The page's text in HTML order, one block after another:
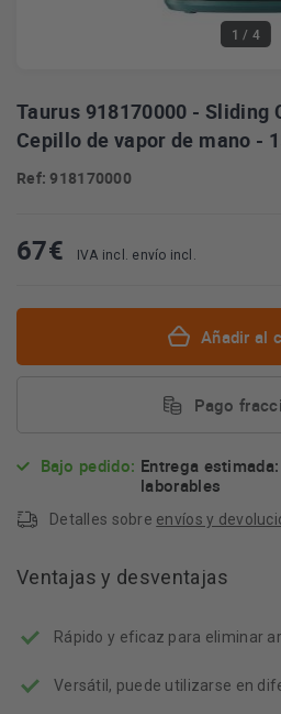
1 / 4
Taurus 918170000 - Sliding
Cepillo de vapor de mano -
Ref: 918170000
67€ IVA incl. envío incl.
Añadir al
Pago
Bajo pedido: Entrega
laborables
Detalles sobre envíos y
Ventajas y desventajas
Rápido y eficaz para eliminar
Versátil, puede utilizarse en